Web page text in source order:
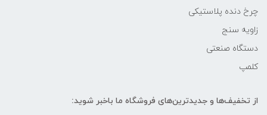
چرخ دنده پلاستیکی
زاویه سنج
دستگاه صنعتی
کلمپ
از تخفیف‌ها و جدیدترین‌های فروشگاه ما باخبر شوید: